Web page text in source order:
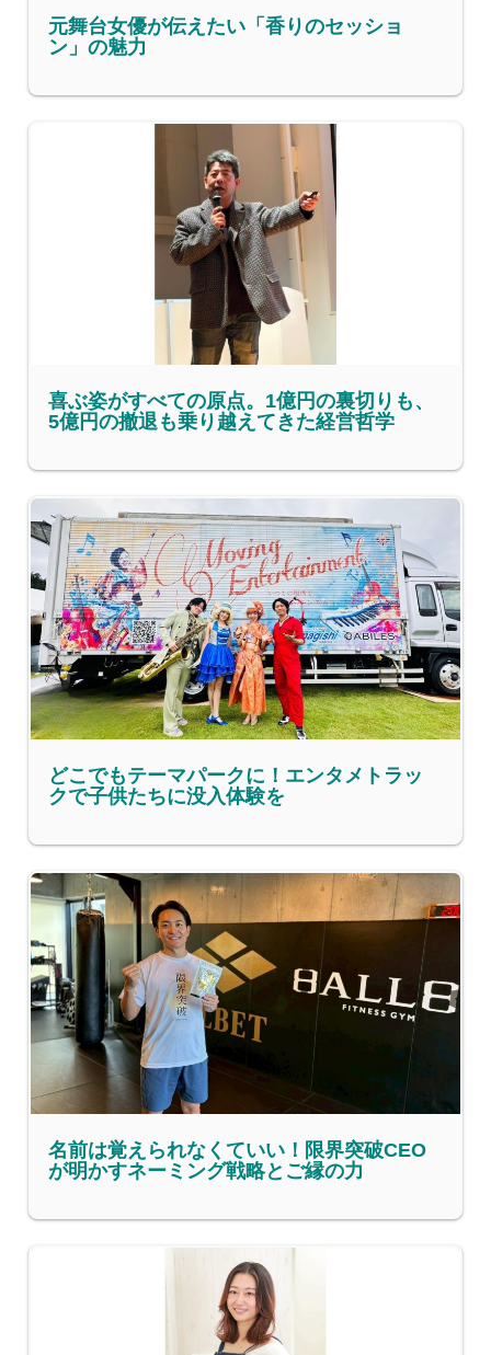
元舞台女優が伝えたい「香りのセッショ
ン」の魅力
喜ぶ姿がすべての原点。1億円の裏切りも、
5億円の撤退も乗り越えてきた経営哲学
どこでもテーマパークに！エンタメトラッ
クで子供たちに没入体験を
名前は覚えられなくていい！限界突破CEO
が明かすネーミング戦略とご縁の力